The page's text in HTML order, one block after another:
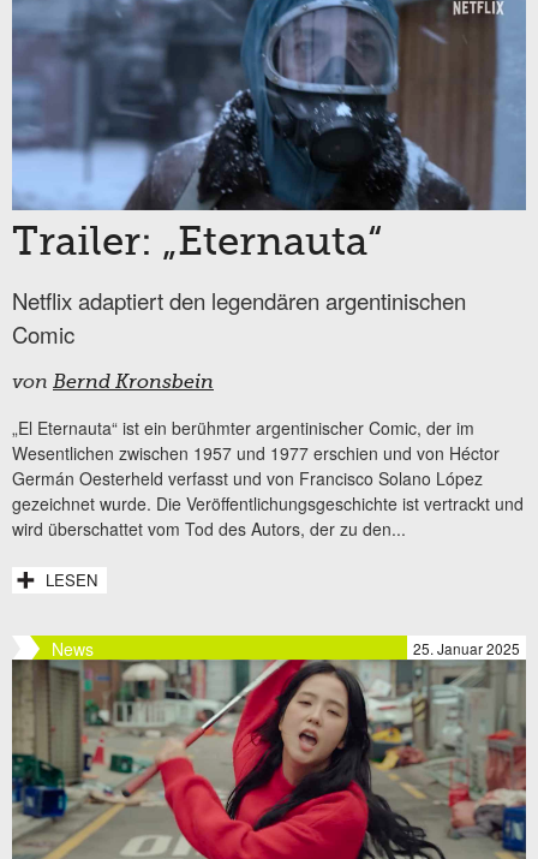
Trailer: „Eternauta“
Netflix adaptiert den legendären argentinischen
Comic
von Bernd Kronsbein
„El Eternauta“ ist ein berühmter argentinischer Comic, der im
Wesentlichen zwischen 1957 und 1977 erschien und von Héctor
Germán Oesterheld verfasst und von Francisco Solano López
gezeichnet wurde. Die Veröffentlichungsgeschichte ist vertrackt und
wird überschattet vom Tod des Autors, der zu den...
LESEN
News 25. Januar 2025